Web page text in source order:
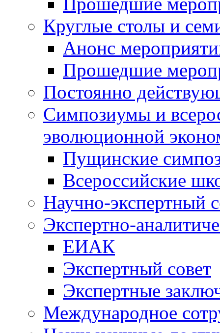
Круглые столы и
Анонс
Прошедшие
Постоянно
Симпозиумы и
эволюционной
Пущинские
Всероссийские
Научно-экспертный
Экспертно-
ЕИАК
Экспертный совет
Экспертные
Международное